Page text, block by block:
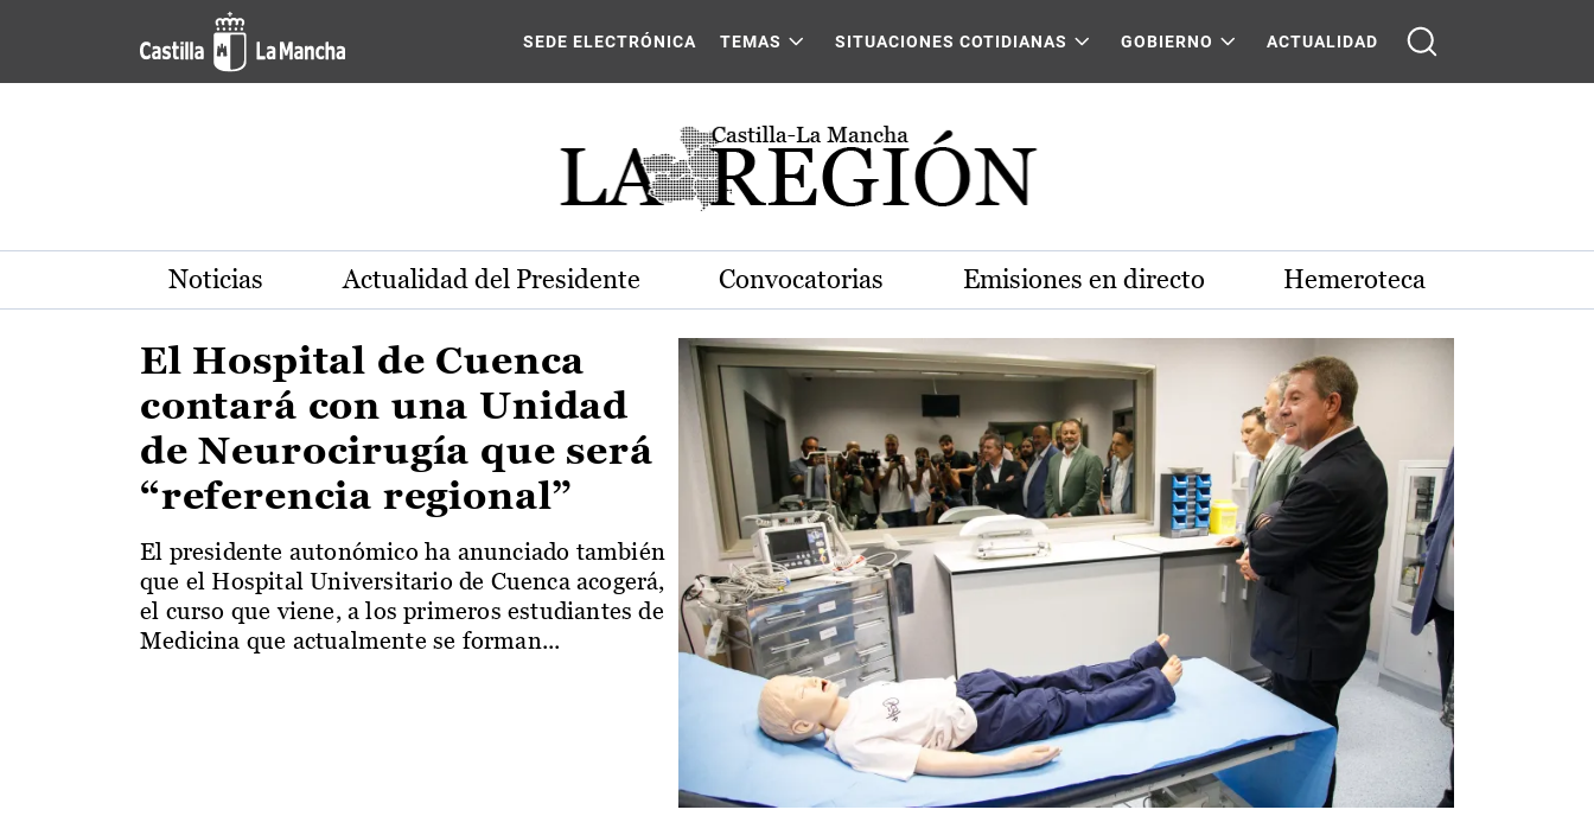
Pasar al contenido principal
Actualidad de la región de Castilla-La Mancha
SEDE ELECTRÓNICA TEMAS SITUACIONES COTIDIANAS GOBIERNO ACTUALIDAD
Noticias Actualidad del Presidente Convocatorias Emisiones en directo Hemeroteca
El Hospital de Cuenca
contará con una Unidad
de Neurocirugía que será
“referencia regional”
El presidente autonómico ha anunciado también
que el Hospital Universitario de Cuenca acogerá,
el curso que viene, a los primeros estudiantes de
Medicina que actualmente se forman...